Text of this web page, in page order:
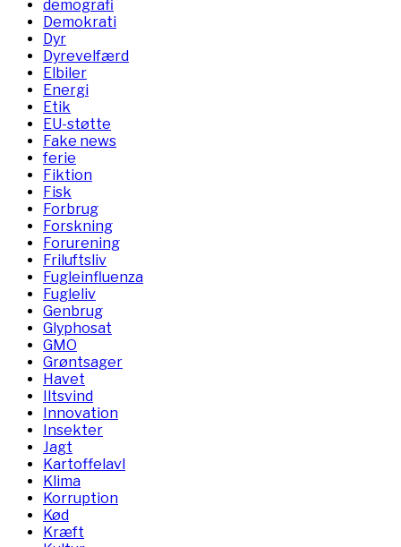
demografi
Demokrati
Dyr
Dyrevelfærd
Elbiler
Energi
Etik
EU-støtte
Fake news
ferie
Fiktion
Fisk
Forbrug
Forskning
Forurening
Friluftsliv
Fugleinfluenza
Fugleliv
Genbrug
Glyphosat
GMO
Grøntsager
Havet
Iltsvind
Innovation
Insekter
Jagt
Kartoffelavl
Klima
Korruption
Kød
Kræft